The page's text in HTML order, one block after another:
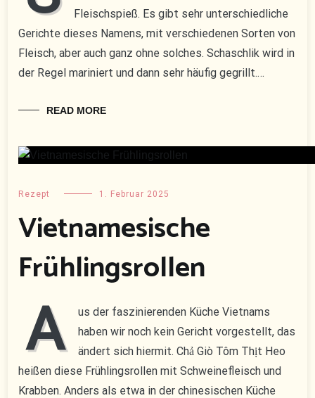
Fleischspieß. Es gibt sehr unterschiedliche
Gerichte dieses Namens, mit verschiedenen Sorten von
Fleisch, aber auch ganz ohne solches. Schaschlik wird in
der Regel mariniert und dann sehr häufig gegrillt.…
READ MORE
Rezept 1. Februar 2025
Vietnamesische
Frühlingsrollen
A
us der faszinierenden Küche Vietnams
haben wir noch kein Gericht vorgestellt, das
ändert sich hiermit. Chả Giò Tôm Thịt Heo
heißen diese Frühlingsrollen mit Schweinefleisch und
Krabben. Anders als etwa in der chinesischen Küche